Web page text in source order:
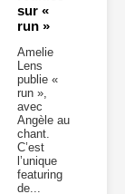
sur «
run »
Amelie
Lens
publie «
run »,
avec
Angèle au
chant.
C’est
l’unique
featuring
de...